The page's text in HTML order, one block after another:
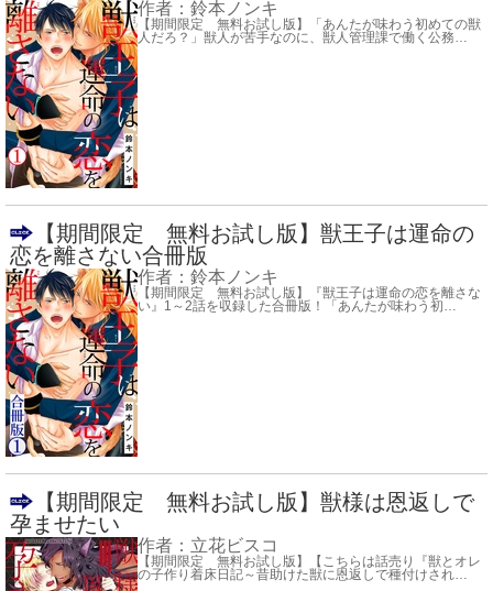
作者： 鈴本ノンキ
【期間限定 無料お試し版】「あんたが味わう初めての獣
人だろ？」獣人が苦手なのに、獣人管理課で働く公務…
【期間限定 無料お試し版】獣王子は運命の
恋を離さない合冊版
作者： 鈴本ノンキ
【期間限定 無料お試し版】『獣王子は運命の恋を離さな
い』1～2話を収録した合冊版！「あんたが味わう初…
【期間限定 無料お試し版】獣様は恩返しで
孕ませたい
作者： 立花ビスコ
【期間限定 無料お試し版】【こちらは話売り『獣とオレ
の子作り着床日記～昔助けた獣に恩返しで種付けされ…